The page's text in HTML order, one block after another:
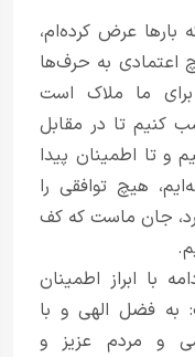
عرض کرده‌ام،
اعتمادی به حرف‌ها
ما ملاک است
کنیم تا در مقابل
و تا اطمینان پیدا
هیچ توافقی را
جان ماست که کف
با ابراز اطمینان
به فضل الهی و با
و مردم عزیز و